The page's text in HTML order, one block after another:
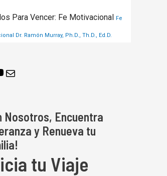
Para Vencer: Fe Motivacional Fe
Dr. Ramón Murray, Ph.D., Th.D., Ed.D.
Nosotros, Encuentra
y Renueva tu
tu Viaje